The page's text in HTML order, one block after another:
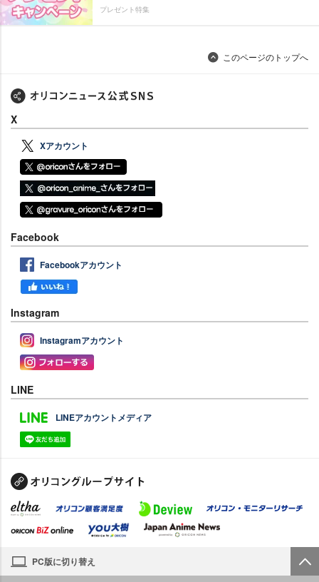
プレゼント特集
このページのトップへ
X
Xアカウント
Facebook
Facebookアカウント
Instagram
Instagramアカウント
LINE
LINEアカウントメディア
PC版に切り替え